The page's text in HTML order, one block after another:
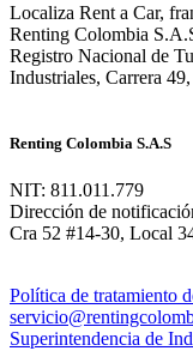
Localiza Rent a Car,
Renting Colombia
Registro Nacional de
Industriales, Carrera
Renting Colombia S.A.S
NIT: 811.011.779
Dirección de
Cra 52 #14-30, Local
Política de tratamiento
Superintendencia de